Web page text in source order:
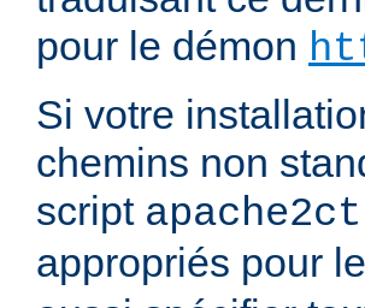
pour le démon
Si votre
chemins non
script
appropriés pour